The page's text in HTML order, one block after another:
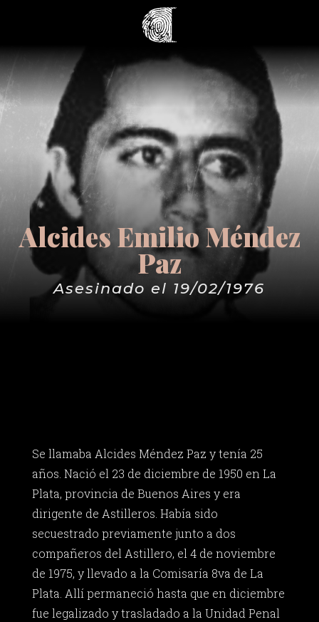
Alcides Emilio Méndez
Paz
Asesinado el 19/02/1976
Se llamaba Alcides Méndez Paz y tenía 25
años. Nació el 23 de diciembre de 1950 en La
Plata, provincia de Buenos Aires y era
dirigente de Astilleros. Había sido
secuestrado previamente junto a dos
compañeros del Astillero, el 4 de noviembre
de 1975, y llevado a la Comisaría 8va de La
Plata. Allí permaneció hasta que en diciembre
fue legalizado y trasladado a la Unidad Penal